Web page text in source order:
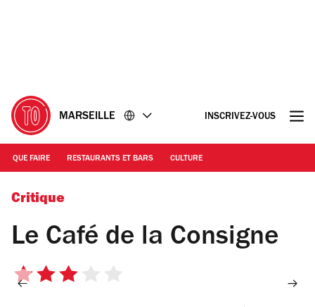
MARSEILLE INSCRIVEZ-VOUS
QUE FAIRE RESTAURANTS ET BARS CULTURE
Le Café de la Consigne | Le Café de la Consigne
Critique
Le Café de la Consigne
3